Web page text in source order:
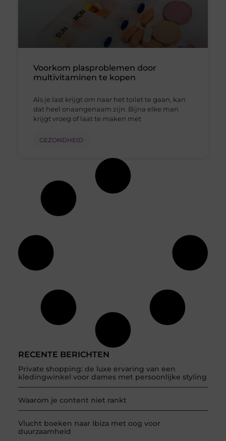
RECENTE BERICHTEN
Private shopping: de luxe ervaring van een
kledingwinkel voor dames met persoonlijke styling
Waarom je content niet rankt
Vlucht boeken naar Ibiza met oog voor
duurzaamheid
Voorkom plasproblemen door
multivitaminen te kopen
Als je last krijgt om naar het toilet te gaan, kan
dat heel onaangenaam zijn. Bijna elke man
krijgt vroeg of laat te maken met
GEZONDHEID